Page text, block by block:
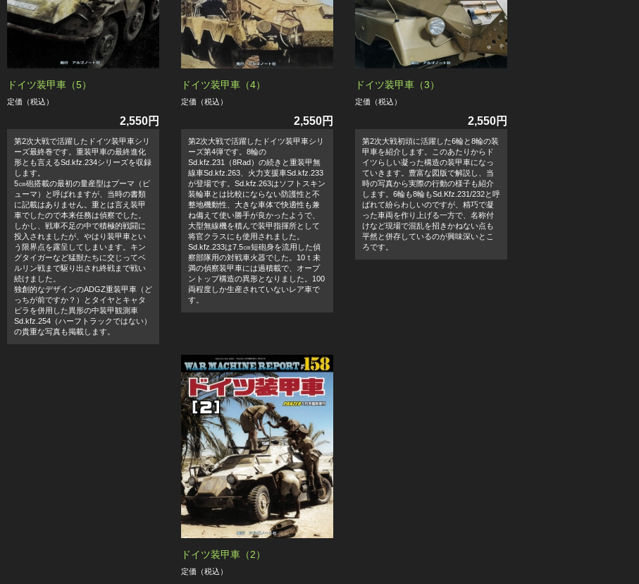
ドイツ装甲車（5）
定価（税込）
2,550円
第2次大戦で活躍したドイツ装甲車シリ
ーズ最終巻です。重装甲車の最終進化
形とも言えるSd.kfz.234シリーズを収録
します。
5㎝砲搭載の最初の量産型はプーマ（ピ
ューマ）と呼ばれますが、当時の書類
に記載はありません。重とは言え装甲
車でしたので本来任務は偵察でした。
しかし、戦車不足の中で積極的戦闘に
投入されましたが、やはり装甲車とい
う限界点を露呈してしまいます。キン
グタイガーなど猛獣たちに交じってベ
ルリン戦まで駆り出され終戦まで戦い
続けました。
独創的なデザインのADGZ重装甲車（ど
っちが前ですか？）とタイヤとキャタ
ピラを併用した異形の中装甲観測車
Sd.kfz.254（ハーフトラックではない）
の貴重な写真も掲載します。
ドイツ装甲車（4）
定価（税込）
2,550円
第2次大戦で活躍したドイツ装甲車シリ
ーズ第4弾です。8輪の
Sd.kfz.231（8Rad）の続きと重装甲無
線車Sd.kfz.263、火力支援車Sd.kfz.233
が登場です。Sd.kfz.263はソフトスキン
装輪車とは比較にならない防護性と不
整地機動性、大きな車体で快適性も兼
ね備えて使い勝手が良かったようで、
大型無線機を積んで装甲指揮所として
将官クラスにも使用されました。
Sd.kfz.233は7.5㎝短砲身を流用した偵
察部隊用の対戦車火器でした。10ｔ未
満の偵察装甲車には過積載で、オープ
ントップ構造の異形となりました。100
両程度しか生産されていないレア車で
す。
ドイツ装甲車（3）
定価（税込）
2,550円
第2次大戦初頭に活躍した6輪と8輪の装
甲車を紹介します。このあたりからド
イツらしい凝った構造の装甲車になっ
ていきます。豊富な図版で解説し、当
時の写真から実際の行動の様子も紹介
します。6輪も8輪もSd.Kfz.231/232と呼
ばれて紛らわしいのですが、精巧で凝
った車両を作り上げる一方で、名称付
けなど現場で混乱を招きかねない点も
平然と併存しているのが興味深いとこ
ろです。
ドイツ装甲車（2）
定価（税込）